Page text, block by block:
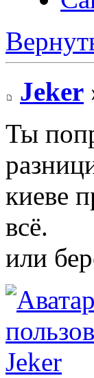
Jeker
Ты
киеве
всё.
или
Jeker